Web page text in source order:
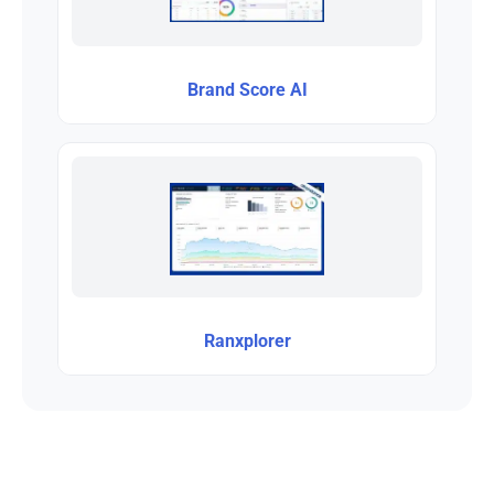
Brand Score AI
Ranxplorer